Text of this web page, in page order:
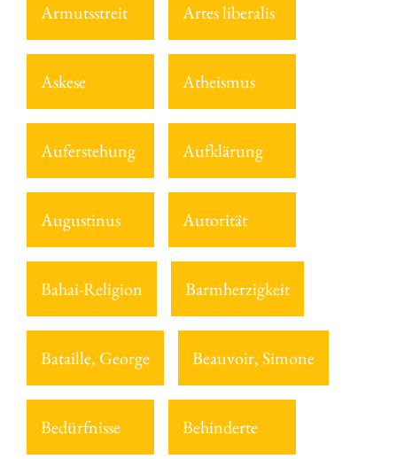
Armutsstreit Artes liberalis
Askese Atheismus
Auferstehung Aufklärung
Augustinus Autorität
Bahai-Religion Barmherzigkeit
Bataille, George Beauvoir, Simone
Bedürfnisse Behinderte